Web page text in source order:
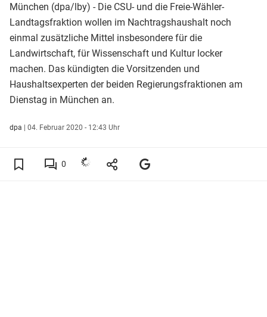
München (dpa/lby) - Die CSU- und die Freie-Wähler-
Landtagsfraktion wollen im Nachtragshaushalt noch
einmal zusätzliche Mittel insbesondere für die
Landwirtschaft, für Wissenschaft und Kultur locker
machen. Das kündigten die Vorsitzenden und
Haushaltsexperten der beiden Regierungsfraktionen am
Dienstag in München an.
dpa | 04. Februar 2020 - 12:43 Uhr
0